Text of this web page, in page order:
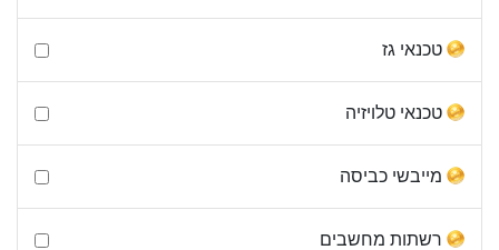
טכנאי גז
טכנאי טלויזיה
מייבשי כביסה
רשתות מחשבים